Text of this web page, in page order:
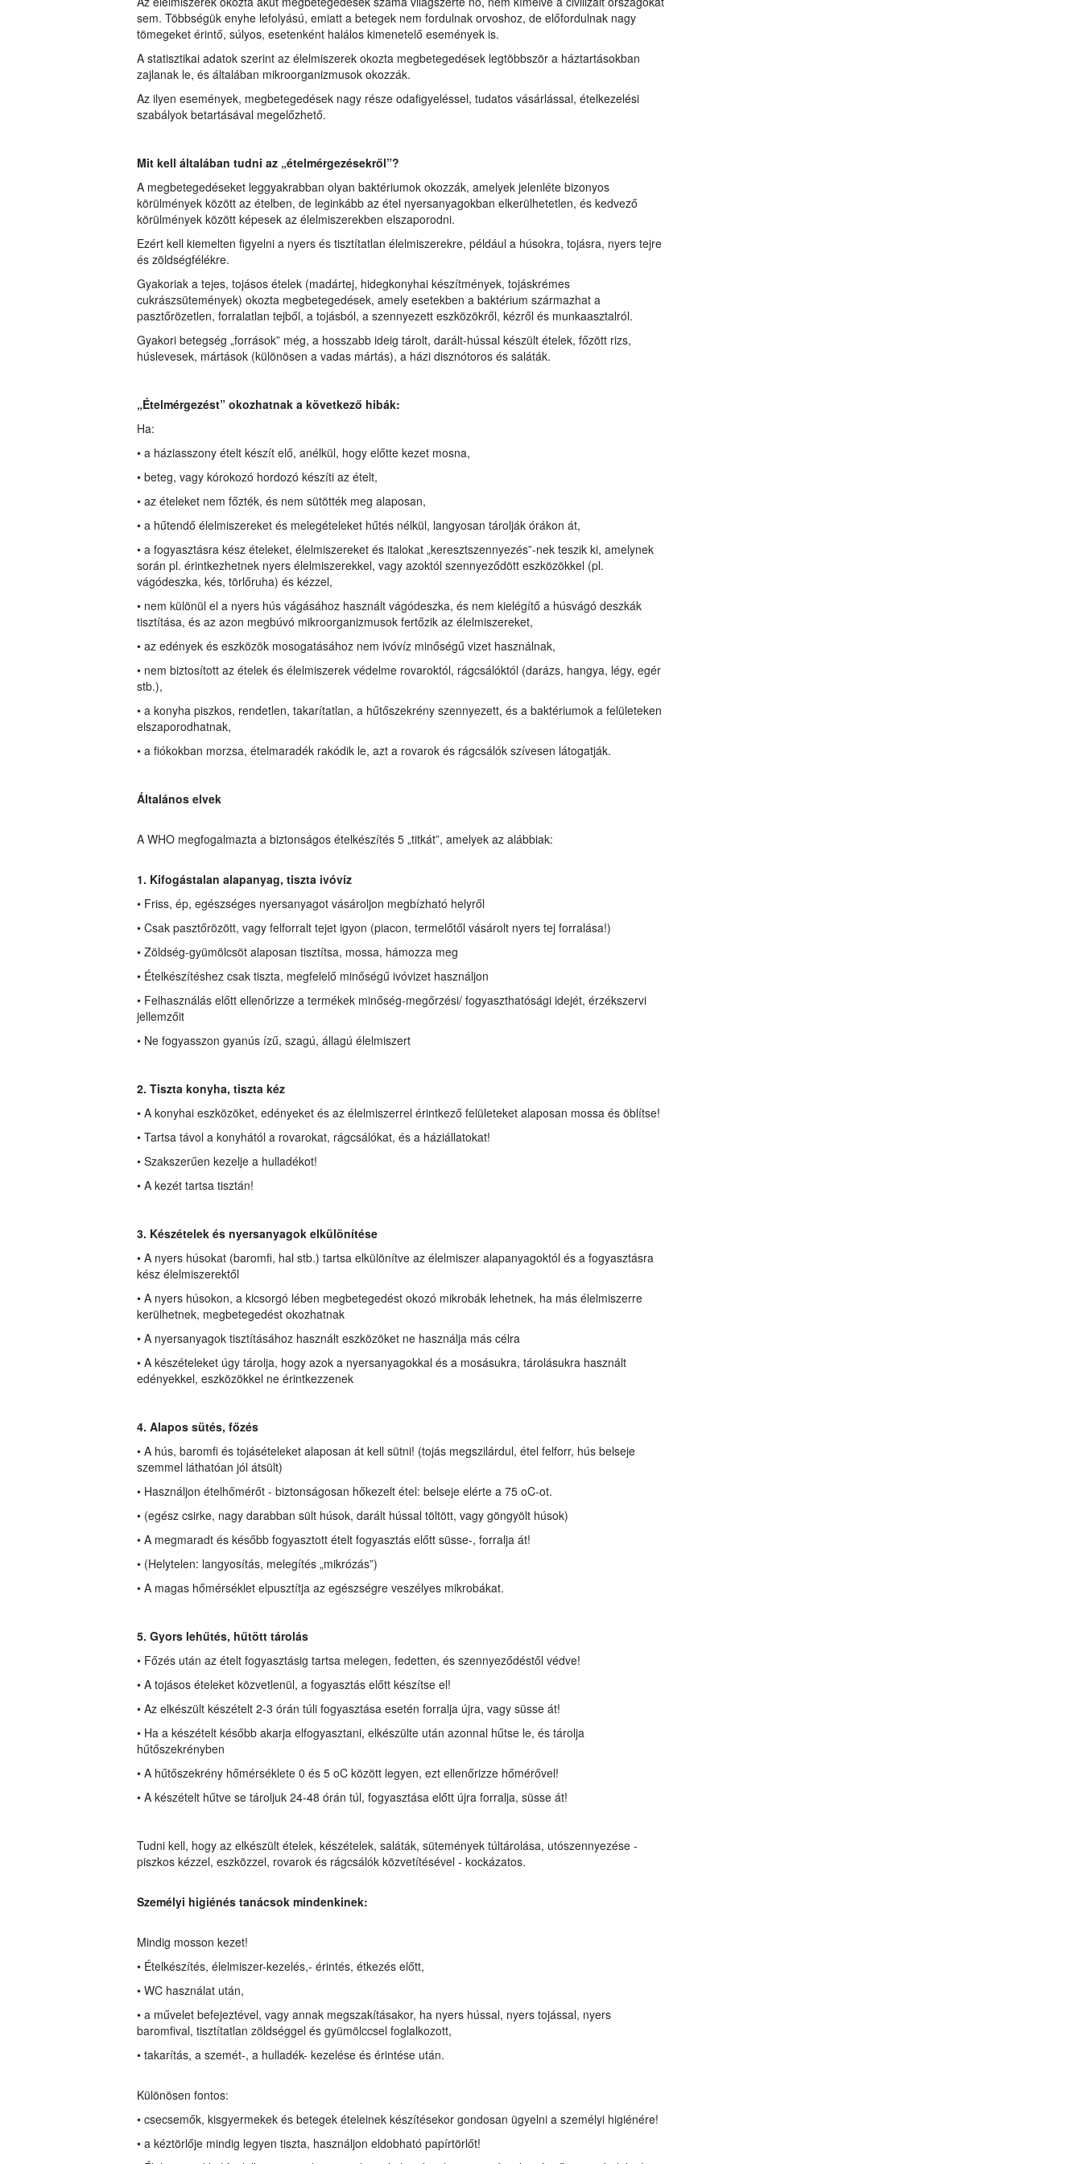
sem. Többségük enyhe lefolyású, emiatt a betegek nem fordulnak orvoshoz, de előfordulnak nagy
tömegeket érintő, súlyos, esetenként halálos kimenetelő események is.
A statisztikai adatok szerint az élelmiszerek okozta megbetegedések legtöbbször a háztartásokban
zajlanak le, és általában mikroorganizmusok okozzák.
Az ilyen események, megbetegedések nagy része odafigyeléssel, tudatos vásárlással, ételkezelési
szabályok betartásával megelőzhető.
Mit kell általában tudni az „ételmérgezésekről”?
A megbetegedéseket leggyakrabban olyan baktériumok okozzák, amelyek jelenléte bizonyos
körülmények között az ételben, de leginkább az étel nyersanyagokban elkerülhetetlen, és kedvező
körülmények között képesek az élelmiszerekben elszaporodni.
Ezért kell kiemelten figyelni a nyers és tisztítatlan élelmiszerekre, például a húsokra, tojásra, nyers tejre
és zöldségfélékre.
Gyakoriak a tejes, tojásos ételek (madártej, hidegkonyhai készítmények, tojáskrémes
cukrászsütemények) okozta megbetegedések, amely esetekben a baktérium származhat a
pasztőrözetlen, forralatlan tejből, a tojásból, a szennyezett eszközökről, kézről és munkaasztalról.
Gyakori betegség „források” még, a hosszabb ideig tárolt, darált-hússal készült ételek, főzött rizs,
húslevesek, mártások (különösen a vadas mártás), a házi disznótoros és saláták.
„Ételmérgezést” okozhatnak a következő hibák:
Ha:
• a háziasszony ételt készít elő, anélkül, hogy előtte kezet mosna,
• beteg, vagy kórokozó hordozó készíti az ételt,
• az ételeket nem főzték, és nem sütötték meg alaposan,
• a hűtendő élelmiszereket és melegételeket hűtés nélkül, langyosan tárolják órákon át,
• a fogyasztásra kész ételeket, élelmiszereket és italokat „keresztszennyezés”-nek teszik ki, amelynek
során pl. érintkezhetnek nyers élelmiszerekkel, vagy azoktól szennyeződött eszközökkel (pl.
vágódeszka, kés, törlőruha) és kézzel,
• nem különül el a nyers hús vágásához használt vágódeszka, és nem kielégítő a húsvágó deszkák
tisztítása, és az azon megbúvó mikroorganizmusok fertőzik az élelmiszereket,
• az edények és eszközök mosogatásához nem ivóvíz minőségű vizet használnak,
• nem biztosított az ételek és élelmiszerek védelme rovaroktól, rágcsálóktól (darázs, hangya, légy, egér
stb.),
• a konyha piszkos, rendetlen, takarítatlan, a hűtőszekrény szennyezett, és a baktériumok a felületeken
elszaporodhatnak,
• a fiókokban morzsa, ételmaradék rakódik le, azt a rovarok és rágcsálók szívesen látogatják.
Általános elvek
A WHO megfogalmazta a biztonságos ételkészítés 5 „titkát”, amelyek az alábbiak:
1. Kifogástalan alapanyag, tiszta ivóvíz
• Friss, ép, egészséges nyersanyagot vásároljon megbízható helyről
• Csak pasztőrözött, vagy felforralt tejet igyon (piacon, termelőtől vásárolt nyers tej forralása!)
• Zöldség-gyümölcsöt alaposan tisztítsa, mossa, hámozza meg
• Ételkészítéshez csak tiszta, megfelelő minőségű ivóvizet használjon
• Felhasználás előtt ellenőrizze a termékek minőség-megőrzési/ fogyaszthatósági idejét, érzékszervi
jellemzőit
• Ne fogyasszon gyanús ízű, szagú, állagú élelmiszert
2. Tiszta konyha, tiszta kéz
• A konyhai eszközöket, edényeket és az élelmiszerrel érintkező felületeket alaposan mossa és öblítse!
• Tartsa távol a konyhától a rovarokat, rágcsálókat, és a háziállatokat!
• Szakszerűen kezelje a hulladékot!
• A kezét tartsa tisztán!
3. Készételek és nyersanyagok elkülönítése
• A nyers húsokat (baromfi, hal stb.) tartsa elkülönítve az élelmiszer alapanyagoktól és a fogyasztásra
kész élelmiszerektől
• A nyers húsokon, a kicsorgó lében megbetegedést okozó mikrobák lehetnek, ha más élelmiszerre
kerülhetnek, megbetegedést okozhatnak
• A nyersanyagok tisztításához használt eszközöket ne használja más célra
• A készételeket úgy tárolja, hogy azok a nyersanyagokkal és a mosásukra, tárolásukra használt
edényekkel, eszközökkel ne érintkezzenek
4. Alapos sütés, főzés
• A hús, baromfi és tojásételeket alaposan át kell sütni! (tojás megszilárdul, étel felforr, hús belseje
szemmel láthatóan jól átsült)
• Használjon ételhőmérőt - biztonságosan hőkezelt étel: belseje elérte a 75 oC-ot.
• (egész csirke, nagy darabban sült húsok, darált hússal töltött, vagy göngyölt húsok)
• A megmaradt és később fogyasztott ételt fogyasztás előtt süsse-, forralja át!
• (Helytelen: langyosítás, melegítés „mikrózás”)
• A magas hőmérséklet elpusztítja az egészségre veszélyes mikrobákat.
5. Gyors lehűtés, hűtött tárolás
• Főzés után az ételt fogyasztásig tartsa melegen, fedetten, és szennyeződéstől védve!
• A tojásos ételeket közvetlenül, a fogyasztás előtt készítse el!
• Az elkészült készételt 2-3 órán túli fogyasztása esetén forralja újra, vagy süsse át!
• Ha a készételt később akarja elfogyasztani, elkészülte után azonnal hűtse le, és tárolja
hűtőszekrényben
• A hűtőszekrény hőmérséklete 0 és 5 oC között legyen, ezt ellenőrizze hőmérővel!
• A készételt hűtve se tároljuk 24-48 órán túl, fogyasztása előtt újra forralja, süsse át!
Tudni kell, hogy az elkészült ételek, készételek, saláták, sütemények túltárolása, utószennyezése -
piszkos kézzel, eszközzel, rovarok és rágcsálók közvetítésével - kockázatos.
Személyi higiénés tanácsok mindenkinek:
Mindig mosson kezet!
• Ételkészítés, élelmiszer-kezelés,- érintés, étkezés előtt,
• WC használat után,
• a művelet befejeztével, vagy annak megszakításakor, ha nyers hússal, nyers tojással, nyers
baromfival, tisztítatlan zöldséggel és gyümölccsel foglalkozott,
• takarítás, a szemét-, a hulladék- kezelése és érintése után.
Különösen fontos:
• csecsemők, kisgyermekek és betegek ételeinek készítésekor gondosan ügyelni a személyi higiénére!
• a kéztörlője mindig legyen tiszta, használjon eldobható papírtörlőt!